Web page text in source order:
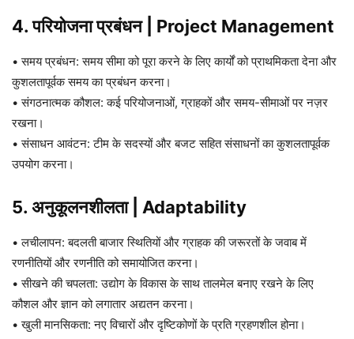
4. परियोजना प्रबंधन | Project Management
• समय प्रबंधन: समय सीमा को पूरा करने के लिए कार्यों को प्राथमिकता देना और
कुशलतापूर्वक समय का प्रबंधन करना।
• संगठनात्मक कौशल: कई परियोजनाओं, ग्राहकों और समय-सीमाओं पर नज़र
रखना।
• संसाधन आवंटन: टीम के सदस्यों और बजट सहित संसाधनों का कुशलतापूर्वक
उपयोग करना।
5. अनुकूलनशीलता | Adaptability
• लचीलापन: बदलती बाजार स्थितियों और ग्राहक की जरूरतों के जवाब में
रणनीतियों और रणनीति को समायोजित करना।
• सीखने की चपलता: उद्योग के विकास के साथ तालमेल बनाए रखने के लिए
कौशल और ज्ञान को लगातार अद्यतन करना।
• खुली मानसिकता: नए विचारों और दृष्टिकोणों के प्रति ग्रहणशील होना।